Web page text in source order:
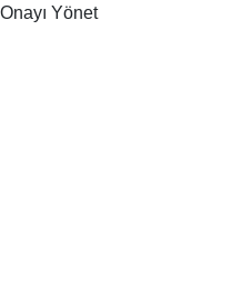
Onayı Yönet